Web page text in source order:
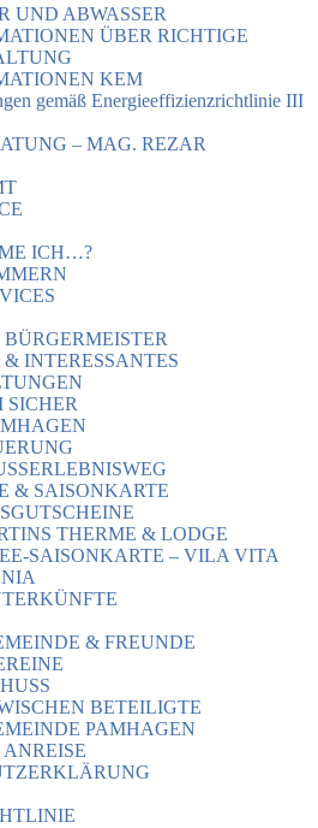
UND ABWASSER
ÜBER RICHTIGE
KEM
gemäß Energieeffizienzrichtlinie III
– MAG. REZAR
ICH…?
INTERESSANTES
SICHER
& SAISONKARTE
THERME & LODGE
SAISONKARTE – VILA VITA
& FREUNDE
BETEILIGTE
PAMHAGEN